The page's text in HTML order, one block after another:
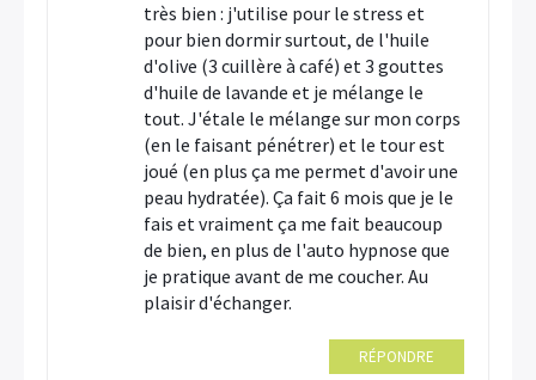
très bien : j'utilise pour le stress et
pour bien dormir surtout, de l'huile
d'olive (3 cuillère à café) et 3 gouttes
d'huile de lavande et je mélange le
tout. J'étale le mélange sur mon corps
(en le faisant pénétrer) et le tour est
joué (en plus ça me permet d'avoir une
peau hydratée). Ça fait 6 mois que je le
fais et vraiment ça me fait beaucoup
de bien, en plus de l'auto hypnose que
je pratique avant de me coucher. Au
plaisir d'échanger.
RÉPONDRE